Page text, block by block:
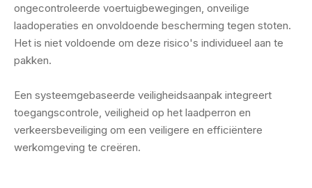
ongecontroleerde voertuigbewegingen, onveilige
laadoperaties en onvoldoende bescherming tegen stoten.
Het is niet voldoende om deze risico's individueel aan te
pakken.
Een systeemgebaseerde veiligheidsaanpak integreert
toegangscontrole, veiligheid op het laadperron en
verkeersbeveiliging om een ​​veiligere en efficiëntere
werkomgeving te creëren.